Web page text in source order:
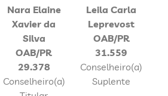
Nara Elaine
Xavier da
Silva
OAB/PR
29.378
Conselheiro(a)
Leila Carla
Leprevost
OAB/PR
31.559
Conselheiro(a)
Suplente